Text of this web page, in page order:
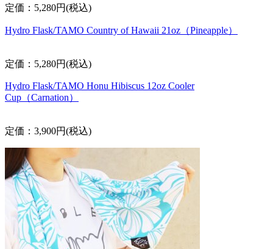
定価：5,280円(税込)
Hydro Flask/TAMO Country of Hawaii 21oz（Pineapple）
定価：5,280円(税込)
Hydro Flask/TAMO Honu Hibiscus 12oz Cooler
Cup（Carnation）
定価：3,900円(税込)